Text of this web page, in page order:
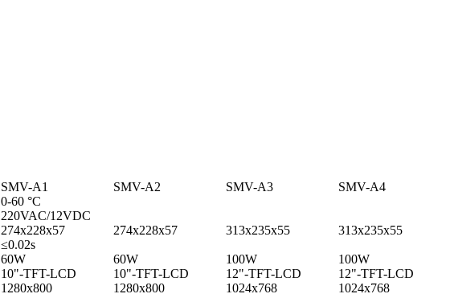
SMV-A1 SMV-A2 SMV-A3 SMV-A4
0-60 °C
220VAC/12VDC
274x228x57 274x228x57 313x235x55 313x235x55
≤0.02s
60W 60W 100W 100W
10"-TFT-LCD 10"-TFT-LCD 12"-TFT-LCD 12"-TFT-LCD
1280x800 1280x800 1024x768 1024x768